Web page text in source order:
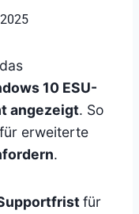
10 ESU-
angezeigt. So
für erweiterte
.
für